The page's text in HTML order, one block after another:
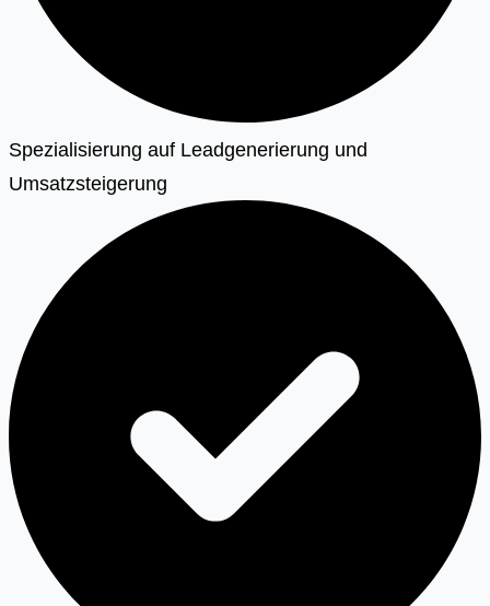
Spezialisierung auf Leadgenerierung und
Umsatzsteigerung